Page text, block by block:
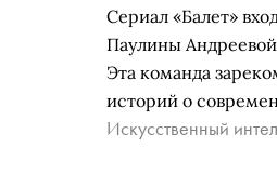
Сериал «Балет»
Паулины
Эта команда
историй о
Искусственный